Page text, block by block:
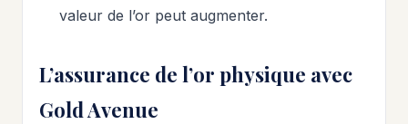
valeur de l’or peut augmenter.
L’assurance de l’or physique avec
Gold Avenue